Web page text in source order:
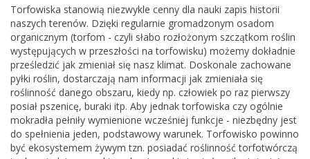
Torfowiska stanowią niezwykle cenny dla nauki zapis historii
naszych terenów. Dzięki regularnie gromadzonym osadom
organicznym (torfom - czyli słabo rozłożonym szczątkom roślin
występujących w przeszłości na torfowisku) możemy dokładnie
prześledzić jak zmieniał się nasz klimat. Doskonale zachowane
pyłki roślin, dostarczają nam informacji jak zmieniała się
roślinność danego obszaru, kiedy np. człowiek po raz pierwszy
posiał pszenicę, buraki itp. Aby jednak torfowiska czy ogólnie
mokradła pełniły wymienione wcześniej funkcje - niezbędny jest
do spełnienia jeden, podstawowy warunek. Torfowisko powinno
być ekosystemem żywym tzn. posiadać roślinność torfotwórczą